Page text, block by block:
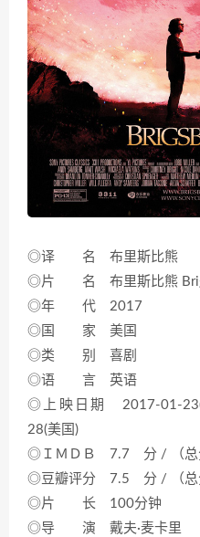
◎译 名 布里斯比熊
◎片 名 布里斯比熊
◎年 代 2017
◎国 家 美国
◎类 别 喜剧
◎语 言 英语
◎上映日期 2017-01-
28(美国)
◎ＩＭＤＢ 7.7 分 / （总
◎豆瓣评分 7.5 分 / （总
◎片 长 100分钟
◎导 演 戴夫·麦卡里